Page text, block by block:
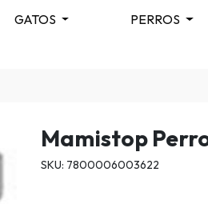
GATOS PERROS
Mamistop
SKU: 7800006003622